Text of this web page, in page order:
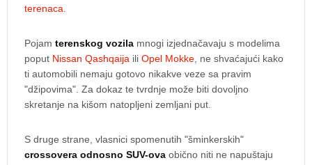
terenaca.
Pojam terenskog vozila mnogi izjednačavaju s modelima
poput Nissan Qashqaija ili Opel Mokke, ne shvaćajući kako
ti automobili nemaju gotovo nikakve veze sa pravim
"džipovima". Za dokaz te tvrdnje može biti dovoljno
skretanje na kišom natopljeni zemljani put.
S druge strane, vlasnici spomenutih "šminkerskih"
crossovera odnosno SUV-ova obično niti ne napuštaju